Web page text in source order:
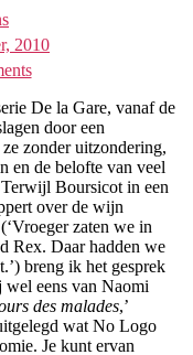
2010
on
op
bezoek
bij
AdEater
Jean
Marie
Boursicot
in
zijn
kasteel
in
Zwitserland
De la Gare, vanaf de
door een
zonder uitzondering,
en de belofte van veel
Boursicot in een
over de wijn
zaten we in
Rex. Daar hadden we
breng ik het gesprek
wel eens van Naomi
des malades,’
wat No Logo
Je kunt ervan